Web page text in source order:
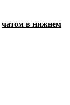
чатом в нижнем